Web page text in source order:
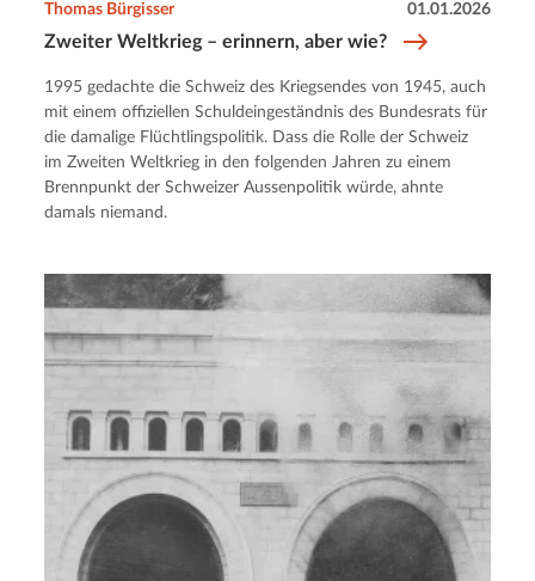
Zweiter Weltkrieg – erinnern, aber wie?
Thomas Bürgisser 01.01.2026
1995 gedachte die Schweiz des Kriegsendes von 1945, auch
mit einem offiziellen Schuldeingeständnis des Bundesrats für
die damalige Flüchtlingspolitik. Dass die Rolle der Schweiz
im Zweiten Weltkrieg in den folgenden Jahren zu einem
Brennpunkt der Schweizer Aussenpolitik würde, ahnte
damals niemand.